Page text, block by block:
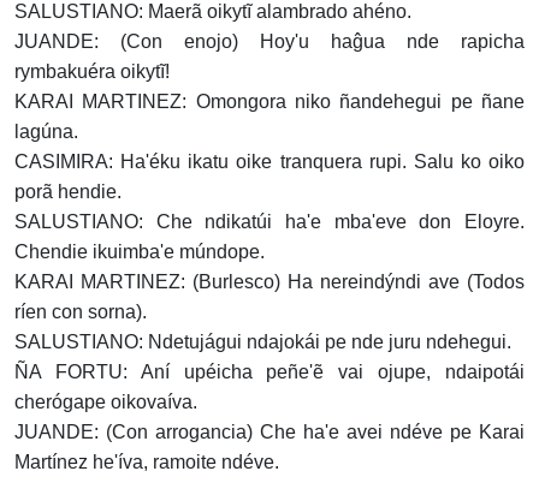
SALUSTIANO: Maerã oikytĩ alambrado ahéno.
JUANDE: (Con enojo) Hoy'u haĝua nde rapicha
rymbakuéra oikytĩ!
KARAI MARTINEZ: Omongora niko ñandehegui pe ñane
lagúna.
CASIMIRA: Ha'éku ikatu oike tranquera rupi. Salu ko oiko
porã hendie.
SALUSTIANO: Che ndikatúi ha'e mba'eve don Eloyre.
Chendie ikuimba'e múndope.
KARAI MARTINEZ: (Burlesco) Ha nereindýndi ave (Todos
ríen con sorna).
SALUSTIANO: Ndetujágui ndajokái pe nde juru ndehegui.
ÑA FORTU: Aní upéicha peñe'ẽ vai ojupe, ndaipotái
cherógape oikovaíva.
JUANDE: (Con arrogancia) Che ha'e avei ndéve pe Karai
Martínez he'íva, ramoite ndéve.